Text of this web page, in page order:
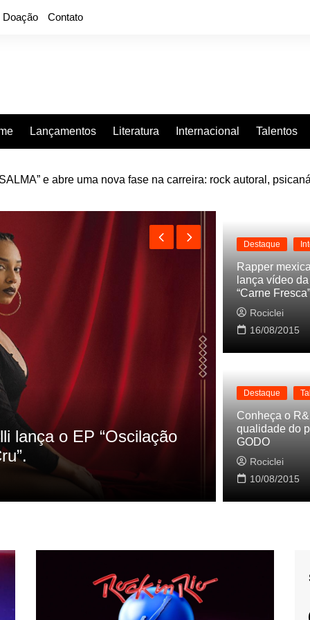
Doação Contato
Lançamentos Literatura Internacional Talentos
“Projeção”, de 2010, nas plataformas digitais
referencias do clipe de
Destaque
Cynthia
Baleiro
Rociclei
Destaque
Rapper
lança vídeo
“Carne Fresca”
Rociclei
16/08/2015
Destaque
Conheça o
qualidade do
GODO
Rociclei
10/08/2015